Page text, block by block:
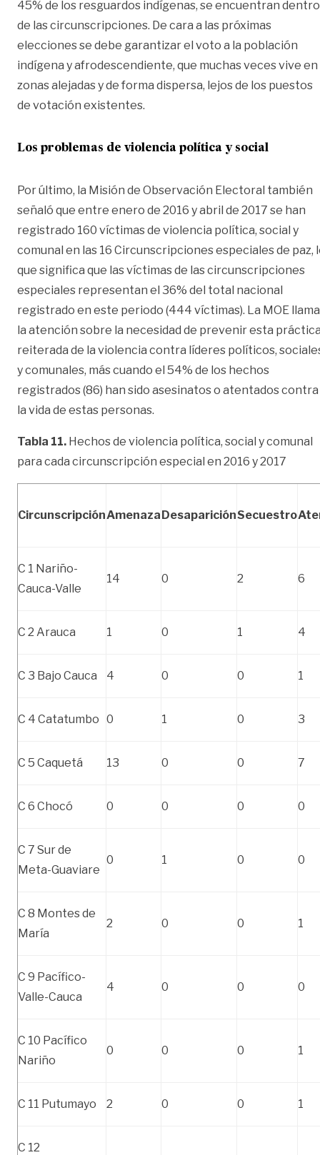
45% de los resguardos indígenas, se encuentran dentro
de las circunscripciones. De cara a las próximas
elecciones se debe garantizar el voto a la población
indígena y afrodescendiente, que muchas veces vive en
zonas alejadas y de forma dispersa, lejos de los puestos
de votación existentes.
Los problemas de violencia política y social
Por último, la Misión de Observación Electoral también
señaló que entre enero de 2016 y abril de 2017 se han
registrado 160 víctimas de violencia política, social y
comunal en las 16 Circunscripciones especiales de paz,
que significa que las víctimas de las circunscripciones
especiales representan el 36% del total nacional
registrado en este periodo (444 víctimas). La MOE llama
la atención sobre la necesidad de prevenir esta
reiterada de la violencia contra líderes políticos,
y comunales, más cuando el 54% de los hechos
registrados (86) han sido asesinatos o atentados contra
la vida de estas personas.
Tabla 11. Hechos de violencia política, social y comunal
para cada circunscripción especial en 2016 y 2017
CircunscripciónAmenazaDesapariciónSecuestro
C 1 Nariño-
Cauca-Valle
14 0 2 6
C 2 Arauca 1 0 1 4
C 3 Bajo Cauca 4 0 0 1
C 4 Catatumbo 0 1 0 3
C 5 Caquetá 13 0 0 7
C 6 Chocó 0 0 0 0
C 7 Sur de
Meta-Guaviare
0 1 0 0
C 8 Montes de
María
2 0 0 1
C 9 Pacífico-
Valle-Cauca
4 0 0 0
C 10 Pacífico
Nariño
0 0 0 1
C 11 Putumayo 2 0 0 1
C 12